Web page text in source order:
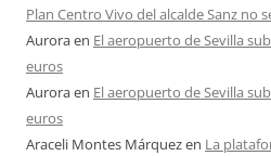
Plan Centro Vivo del alcalde Sanz no
Auroraen El aeropuerto de Sevilla
euros
Auroraen El aeropuerto de Sevilla
euros
Araceli Montes Márquezen La